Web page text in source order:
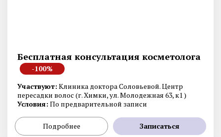
Бесплатная консультация косметолога
-100%
Участвуют: Клиника доктора Соловьевой. Центр
пересадки волос (г. Химки, ул. Молодежная 63, к1 )
Условия: По предварительной записи
Подробнее Записаться